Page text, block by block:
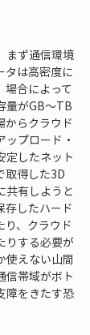
まず通信環境
タは高密度に
場合によって
量がGB〜TB
からクラウド
プロード・
定したネット
取得した3D
共有しようと
存したハード
り、クラウド
りする必要が
使えない山間
信帯域がボト
障をきたす恐